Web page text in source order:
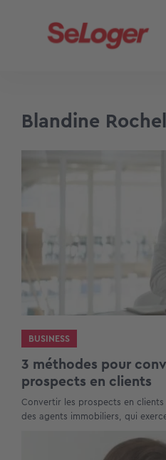
Blandine
BUSINESS
3 méthodes pour
prospects en clients
Convertir les prospects en clients
des agents immobiliers, qui